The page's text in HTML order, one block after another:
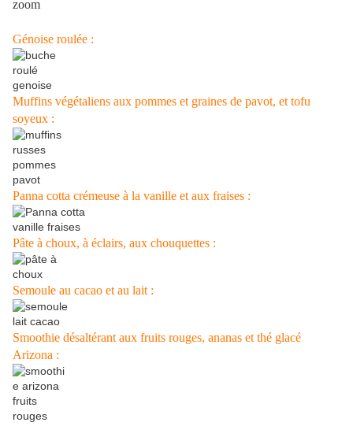
Génoise roulée :
Muffins végétaliens aux pommes et graines de pavot, et tofu
soyeux :
Panna cotta crémeuse à la vanille et aux fraises :
Pâte à choux, à éclairs, aux chouquettes :
Semoule au cacao et au lait :
Smoothie désaltérant aux fruits rouges, ananas et thé glacé
Arizona :